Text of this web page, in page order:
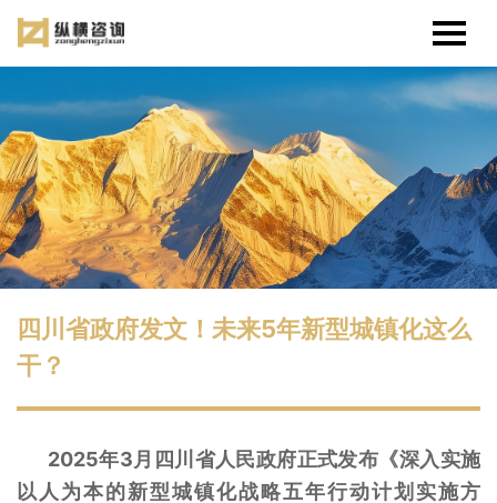
四川省政府发文！未来5年新型城镇化这么
干？
2025年3月四川省人民政府正式发布《深入实施
以人为本的新型城镇化战略五年行动计划实施方